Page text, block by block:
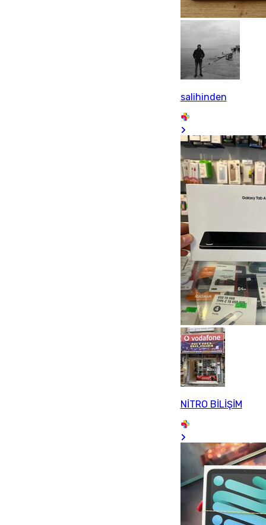
salihinden
NİTRO BİLİŞİM